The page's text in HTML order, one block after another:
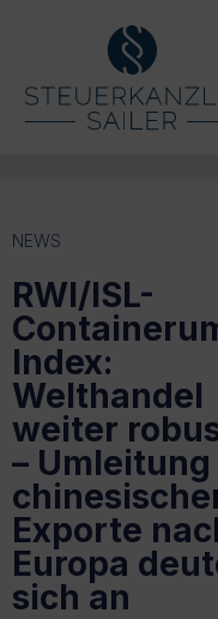
NEWS
RWI/ISL-
Index:
Welthandel
weiter
– Umleitung
Exporte
Europa
sich an